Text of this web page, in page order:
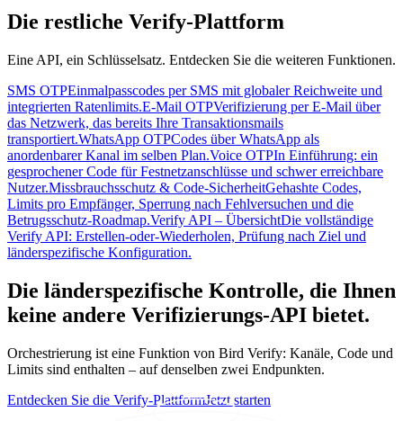
Die restliche Verify-Plattform
Eine API, ein Schlüsselsatz. Entdecken Sie die weiteren Funktionen.
SMS OTPEinmalpasscodes per SMS mit globaler Reichweite und
integrierten Ratenlimits.E-Mail OTPVerifizierung per E-Mail über
das Netzwerk, das bereits Ihre Transaktionsmails
transportiert.WhatsApp OTPCodes über WhatsApp als
anordenbarer Kanal im selben Plan.Voice OTPIn Einführung: ein
gesprochener Code für Festnetzanschlüsse und schwer erreichbare
Nutzer.Missbrauchsschutz & Code-SicherheitGehashte Codes,
Limits pro Empfänger, Sperrung nach Fehlversuchen und die
Betrugsschutz-Roadmap.Verify API – ÜbersichtDie vollständige
Verify API: Erstellen-oder-Wiederholen, Prüfung nach Ziel und
länderspezifische Konfiguration.
Die länderspezifische Kontrolle, die Ihnen
keine andere Verifizierungs-API bietet.
Orchestrierung ist eine Funktion von Bird Verify: Kanäle, Code und
Limits sind enthalten – auf denselben zwei Endpunkten.
Entdecken Sie die Verify-PlattformJetzt starten